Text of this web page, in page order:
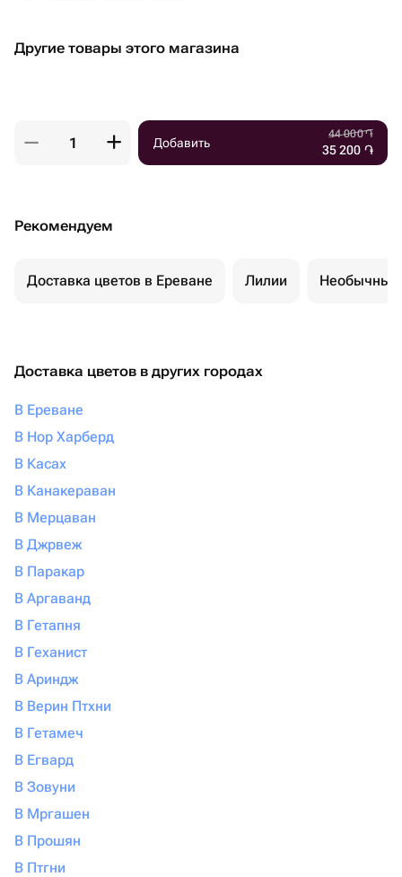
Другие товары этого магазина
Добавить
44 000֏
35 200 ֏
Рекомендуем
Доставка цветов в Ереване Лилии Необычные
Доставка цветов в других городах
В Ереване
В Нор Харберд
В Касах
В Канакераван
В Мерцаван
В Джрвеж
В Паракар
В Аргаванд
В Гетапня
В Геханист
В Ариндж
В Верин Птхни
В Гетамеч
В Егвард
В Зовуни
В Мргашен
В Прошян
В Птгни